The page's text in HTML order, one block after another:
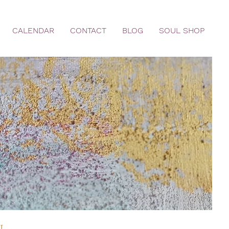
CALENDAR CONTACT BLOG SOUL SHOP